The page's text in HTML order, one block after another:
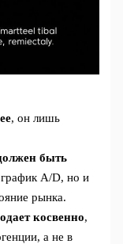
, он лишь
быть
A/D, но и
рынка.
косвенно,
а не в